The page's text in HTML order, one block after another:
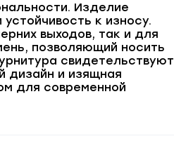
Изделие
к износу.
выходов, так и для
позволяющий носить
свидетельствуют
дизайн и изящная
для современной